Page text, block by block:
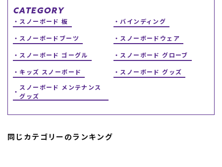
ブランド一覧
特集一覧
RIDE LIFE MAGAZINE一
覧
中古/アウトレット サー
中古/アウトレット スノ
ご利用ガイド
会員ランク
下取り保証について
CATEGORY
スノーボード 板
バインディング
スノーボードブーツ
スノーボードウェア
スノーボード ゴーグル
スノーボード グローブ
キッズ スノーボード
スノーボード グッズ
スノーボード メンテナンス
グッズ
同じカテゴリーのランキング